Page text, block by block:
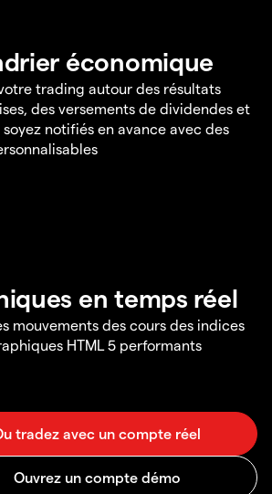
économique
trading autour des résultats
des versements de dividendes et
notifiés en avance avec des
en temps réel
mouvements des cours des indices
HTML 5 performants